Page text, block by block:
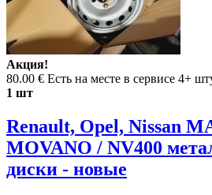
Акция!
80.00 € Есть на месте в сервисе 4+
1 шт
Renault, Opel, Nissan
MOVANO / NV400
диски - новые